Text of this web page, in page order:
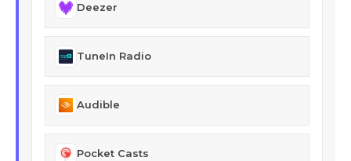
Deezer
TuneIn Radio
Audible
Pocket Casts